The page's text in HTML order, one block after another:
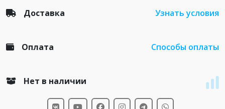
Доставка Узнать условия
Оплата Способы оплаты
Нет в наличии